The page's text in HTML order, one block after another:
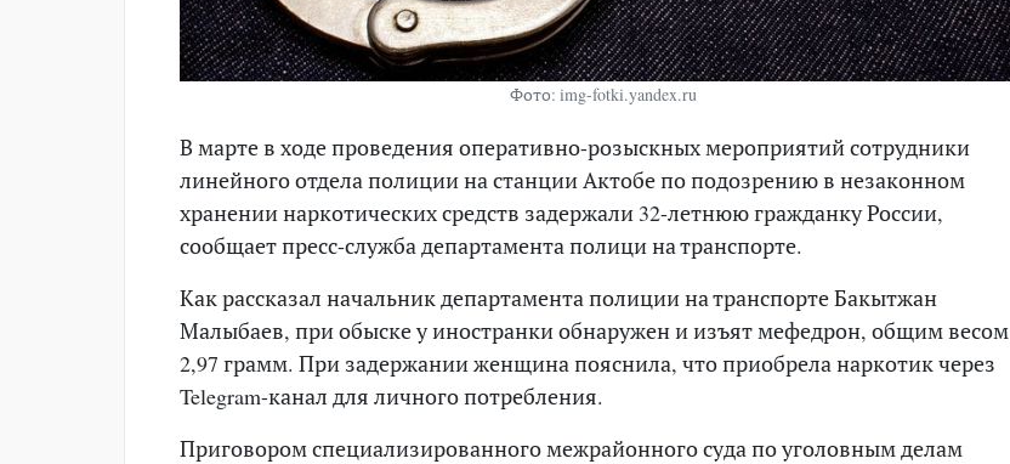
Фото: img-fotki.yandex.ru
В марте в ходе проведения оперативно-розыскных мероприятий сотрудники
линейного отдела полиции на станции Актобе по подозрению в незаконном
хранении наркотических средств задержали 32-летнюю гражданку России,
сообщает пресс-служба департамента полици на транспорте.
Как рассказал начальник департамента полиции на транспорте Бакытжан
Малыбаев, при обыске у иностранки обнаружен и изъят мефедрон, общим весом
2,97 грамм. При задержании женщина пояснила, что приобрела наркотик через
Telegram-канал для личного потребления.
Приговором специализированного межрайонного суда по уголовным делам